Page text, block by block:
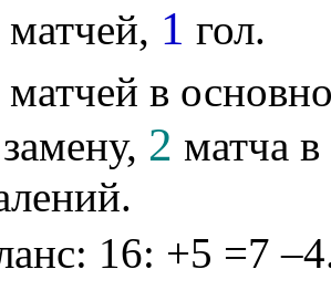
матчей, 1 гол.
матчей в
2 матча
16: +5 =7